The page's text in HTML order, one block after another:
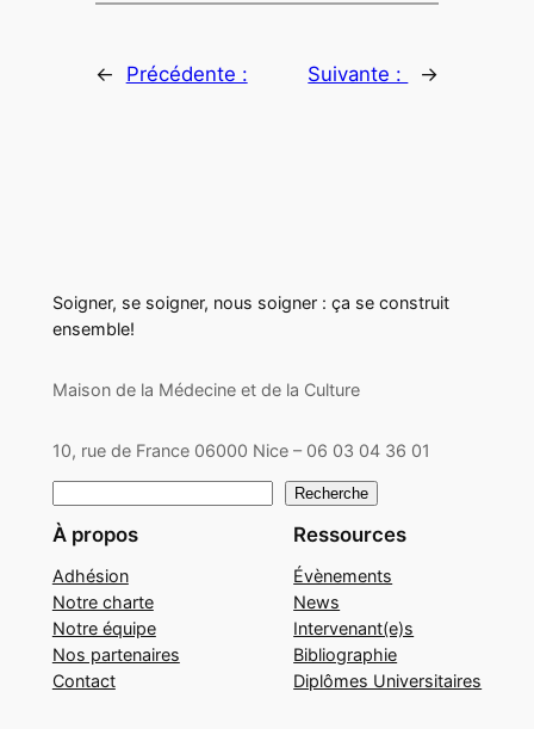
← Précédente : Suivante : →
Soigner, se soigner, nous soigner : ça se construit
ensemble!
Maison de la Médecine et de la Culture
10, rue de France 06000 Nice – 06 03 04 36 01
Recherche
À propos
Adhésion
Notre charte
Notre équipe
Nos partenaires
Contact
Ressources
Évènements
News
Intervenant(e)s
Bibliographie
Diplômes Universitaires